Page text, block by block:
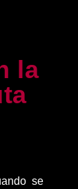
la
se